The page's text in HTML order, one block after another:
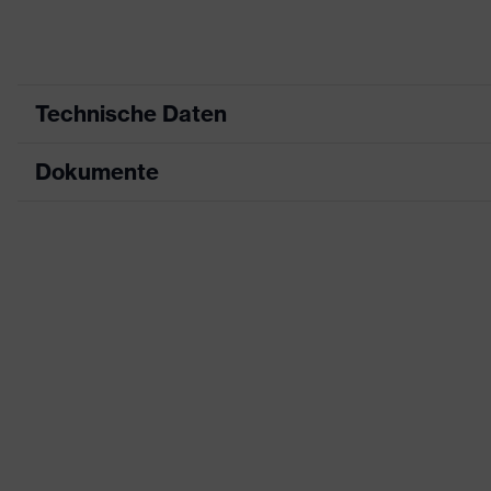
Technische Daten
Produktart
Dokumente